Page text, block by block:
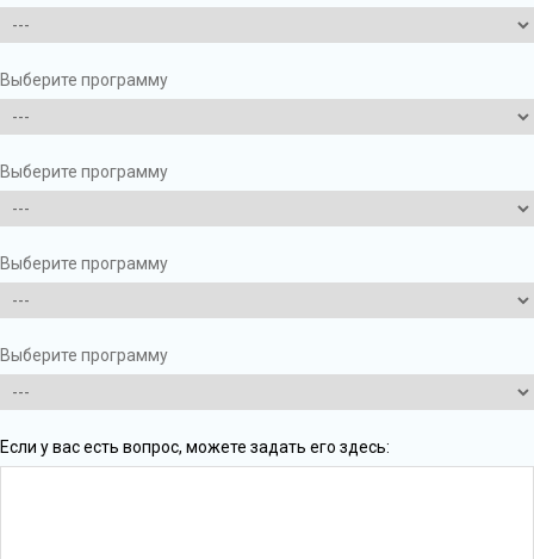
Выберите программу
Выберите программу
Выберите программу
Выберите программу
Если у вас есть вопрос, можете задать его здесь: